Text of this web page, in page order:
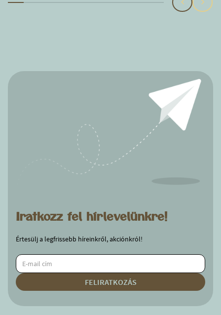
Iratkozz fel hírlevelünkre!
Értesülj a legfrissebb híreinkről, akciónkról!